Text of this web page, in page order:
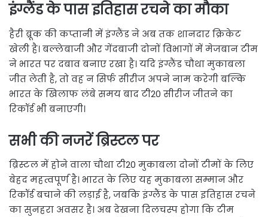
इंग्लैंड के पास इतिहास रचने का मौका
हैरी ब्रूक की कप्तानी में इंग्लैंड ने अब तक शानदार क्रिकेट
खेली है। बल्लेबाजी और गेंदबाजी दोनों विभागों में मेजबान टीम
ने भारत पर दबाव बनाए रखा है। यदि इंग्लैंड चौथा मुकाबला
जीत लेती है, तो वह न सिर्फ सीरीज अपने नाम करेगी बल्कि
भारत के खिलाफ लंबे समय बाद टी20 सीरीज जीतने का
रिकॉर्ड भी बनाएगी।
सभी की नजरें ब्रिस्टल पर
ब्रिस्टल में होने वाला चौथा टी20 मुकाबला दोनों टीमों के लिए
बेहद महत्वपूर्ण है। भारत के लिए यह मुकाबला सम्मान और
रिकॉर्ड बचाने की लड़ाई है, जबकि इंग्लैंड के पास इतिहास रचने
का सुनहरा अवसर है। अब देखना दिलचस्प होगा कि टीम